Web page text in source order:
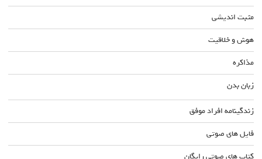
مثبت اندیشی
هوش و خلاقیت
مذاکره
زبان بدن
زندگینامه افراد موفق
فایل های صوتی